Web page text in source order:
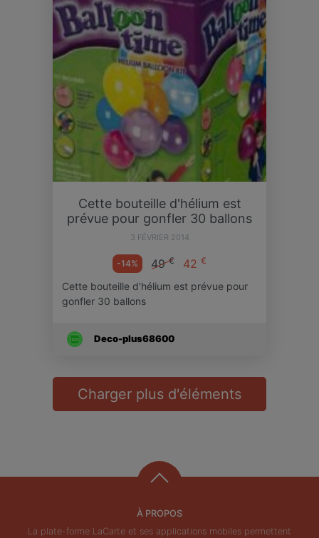
Cette bouteille d'hélium est
prévue pour gonfler 30 ballons
3 FÉVRIER 2014
-14% 49€ 42 €
Cette bouteille d'hélium est prévue pour
gonfler 30 ballons
Deco-plus68600
Charger plus d'éléments
À PROPOS
La plate-forme LaCarte et ses applications mobiles permettent